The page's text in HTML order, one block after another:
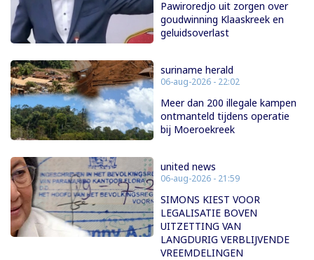
Pawiroredjo uit zorgen over
goudwinning Klaaskreek en
geluidsoverlast
suriname herald
06-aug-2026 - 22:02
Meer dan 200 illegale kampen
ontmanteld tijdens operatie
bij Moeroekreek
united news
06-aug-2026 - 21:59
SIMONS KIEST VOOR
LEGALISATIE BOVEN
UITZETTING VAN
LANGDURIG VERBLIJVENDE
VREEMDELINGEN